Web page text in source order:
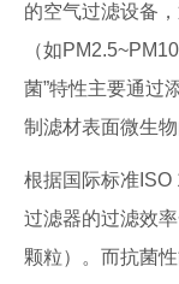
的空气过滤设备
（如
菌”特性主要通过
制滤材表面微生
根据国际标准
过滤器的过滤效
颗粒）。而抗菌